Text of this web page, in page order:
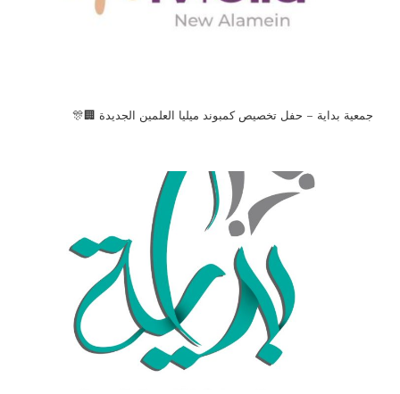
جمعية بداية – حفل تخصيص كمبوند ميليا العلمين الجديدة 🏢🎊